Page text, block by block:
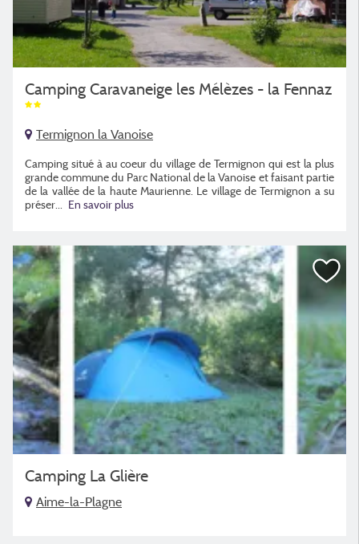
Camping Caravaneige les Mélèzes - la Fennaz
Termignon la Vanoise
Camping situé à au coeur du village de Termignon qui est la plus
grande commune du Parc National de la Vanoise et faisant partie
de la vallée de la haute Maurienne. Le village de Termignon a su
préser...
En savoir plus
Camping La Glière
Aime-la-Plagne